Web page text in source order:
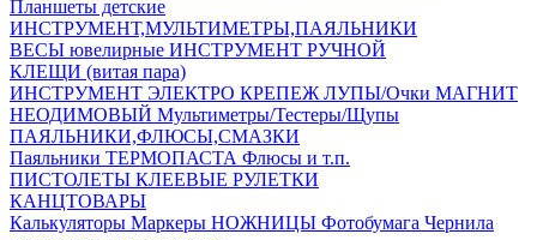
Планшеты детские
ИНСТРУМЕНТ,МУЛЬТИМЕТРЫ,ПАЯЛЬНИКИ
ВЕСЫ ювелирные ИНСТРУМЕНТ РУЧНОЙ
КЛЕЩИ (витая пара)
ИНСТРУМЕНТ ЭЛЕКТРО КРЕПЕЖ ЛУПЫ/Очки МАГНИТ
НЕОДИМОВЫЙ Мультиметры/Тестеры/Щупы
ПАЯЛЬНИКИ,ФЛЮСЫ,СМАЗКИ
Паяльники ТЕРМОПАСТА Флюсы и т.п.
ПИСТОЛЕТЫ КЛЕЕВЫЕ РУЛЕТКИ
КАНЦТОВАРЫ
Калькуляторы Маркеры НОЖНИЦЫ Фотобумага Чернила